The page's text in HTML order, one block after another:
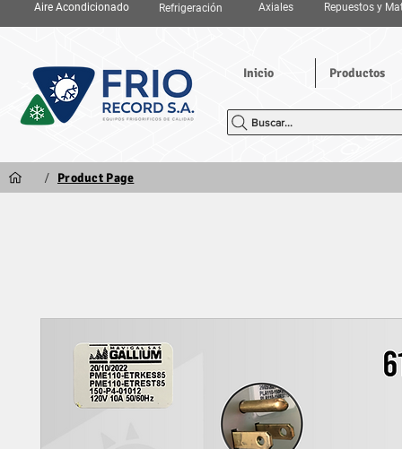
Aire Acondicionado Refrigeración Axiales Repuestos y
Inicio Productos
Buscar...
/ Product Page